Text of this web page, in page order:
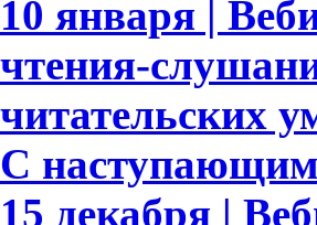
10 января |
чтения-
читательских
С
15 декабря |